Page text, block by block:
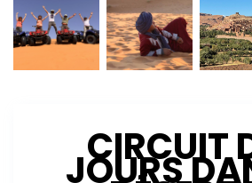
CIRCUIT
JOURS